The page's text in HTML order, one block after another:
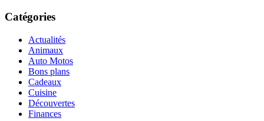
Catégories
Actualités
Animaux
Auto Motos
Bons plans
Cadeaux
Cuisine
Découvertes
Finances